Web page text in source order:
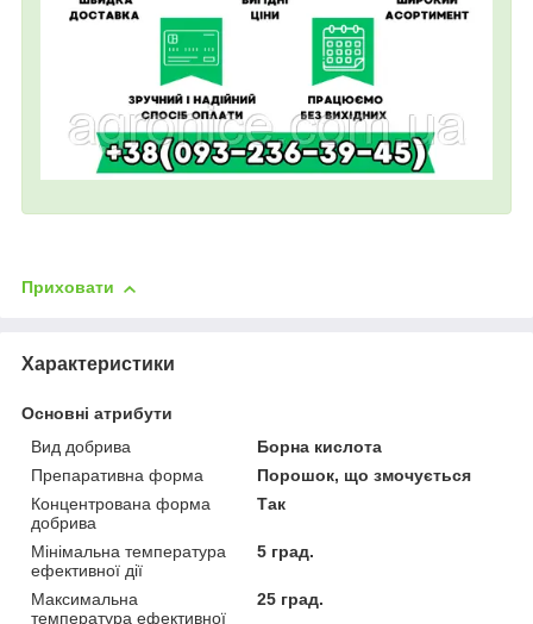
Приховати
Характеристики
Основні атрибути
Вид добрива
Борна кислота
Препаративна форма
Порошок, що змочується
Концентрована форма
добрива
Так
Мінімальна температура
ефективної дії
5 град.
Максимальна
температура ефективної
25 град.